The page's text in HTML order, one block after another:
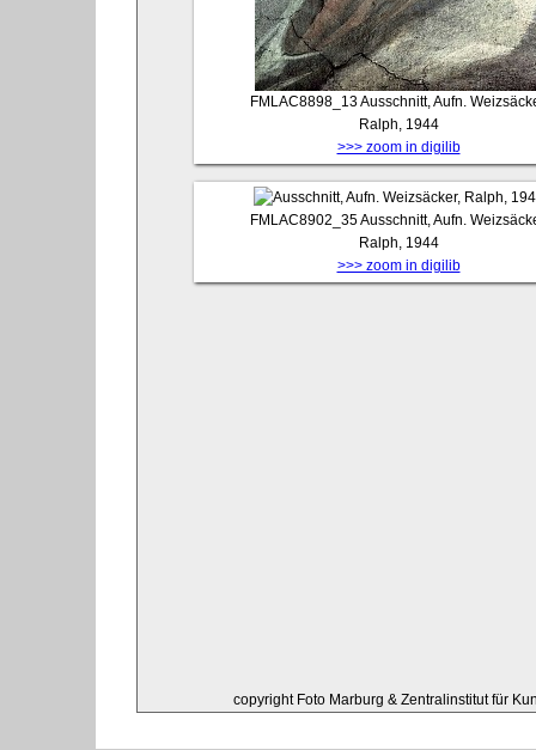
FMLAC8898_13Ausschnitt, Aufn.
Ralph, 1944
>>> zoom in digilib
FMLAC8902_35Ausschnitt, Aufn.
Ralph, 1944
>>> zoom in digilib
copyright Foto Marburg & Zentralinstitut für